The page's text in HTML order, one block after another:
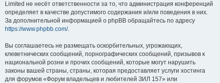
Limited не несёт ответственности за то, что администрация конференций
определяет в качестве допустимого содержания и/или поведения в них.
За дополнительной информацией о phpBB обращайтесь по адресу
https://www.phpbb.com/.
Вы соглашаетесь не размещать оскорбительных, угрожающих,
клеветнических сообщений, порнографических сообщений, призывов к
национальной розни и прочих сообщений, которые могут нарушить
законы вашей страны, страны, которая предоставляет услуги хостинга
для форумов «Форум владельцев и любителей ЗИЛ 157» или